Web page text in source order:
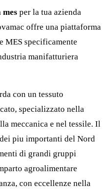
mes per la tua azienda
offre una piattaforma
MES specificamente
manifatturiera
con un tessuto
specializzato nella
meccanica e nel tessile. Il
piu importanti del Nord
di grandi gruppi
agroalimentare
con eccellenze nella